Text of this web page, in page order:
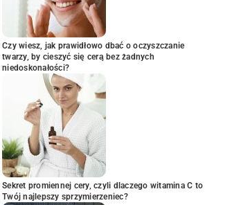
Czy wiesz, jak prawidłowo dbać o oczyszczanie
twarzy, by cieszyć się cerą bez żadnych
niedoskonałości?
Sekret promiennej cery, czyli dlaczego witamina C to
Twój najlepszy sprzymierzeniec?